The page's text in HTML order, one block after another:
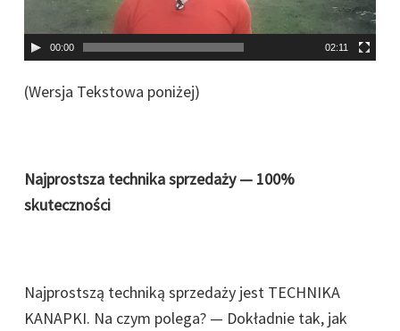
z
a
c
i
00:00 02:11
(Wersja Tekstowa poniżej)
Najprostsza technika sprzedaży — 100%
skuteczności
Najprostszą techniką sprzedaży jest TECHNIKA
KANAPKI. Na czym polega? — Dokładnie tak, jak